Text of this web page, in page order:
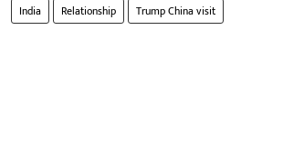
India Relationship Trump China visit